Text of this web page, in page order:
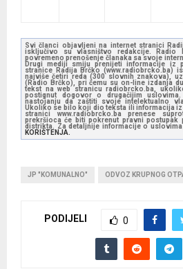
Svi članci objavljeni na internet stranici
isključivo su vlasništvo redakcije. Radio
povremeno prenošenje članaka sa svoje
Drugi mediji smiju prenijeti informacije iz
stranice Radija Brčko (www.radiobrcko.ba)
najviše četiri reda (300 slovnih znakova),
(Radio Brčko), pri čemu su on-line izdanja
tekst na web stranicu radiobrcko.ba,
postignut dogovor o drugačijim
nastojanju da zaštiti svoje intelektualno
Ukoliko se bilo koji dio teksta ili informacija
stranici www.radiobrcko.ba prenese
prekršioca će biti pokrenut pravni postupak
distrikta. Za detaljnije informacije o
KORIŠTENJA.
JP "KOMUNALNO" ODVOZ KRUPNOG
PODIJELI 0